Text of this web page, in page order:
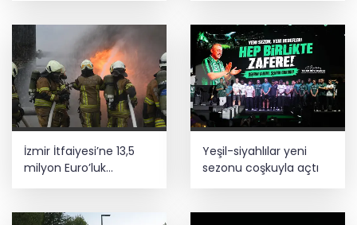
İzmir İtfaiyesi’ne 13,5
milyon Euro’luk
teknoloji yatırımı
Yeşil-siyahlılar yeni
sezonu coşkuyla açtı